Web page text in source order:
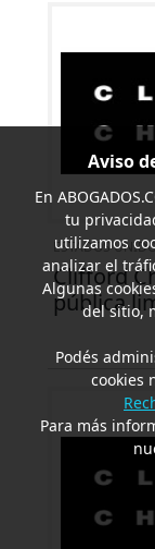
ESTADOS
Clifford
pública
Aviso
En
tu
utilizamos
analizar el
Algunas
del sitio,
Podés
cookies
Para más